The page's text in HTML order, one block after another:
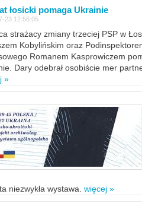
łosicki pomaga Ukrainie
23 12:56:05
strażacy zmiany trzeciej PSP w
Kobylińskim oraz
Romanem Kasprowiczem
Dary odebrał osobiście mer
»
niezwykła wystawa. więcej »